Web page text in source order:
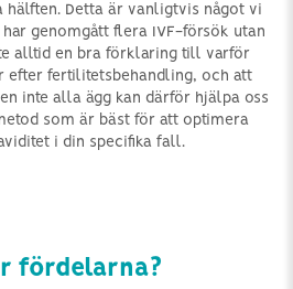
hälften. Detta är vanligtvis något vi
genomgått flera IVF-försök utan
alltid en bra förklaring till varför
efter fertilitetsbehandling, och att
inte alla ägg kan därför hjälpa oss
som är bäst för att optimera
i din specifika fall.
fördelarna?
ICSI är effektivt för flera
olika typer av spermier